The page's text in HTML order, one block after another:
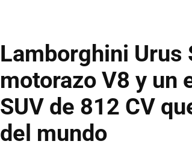
Lamborghini Urus
motorazo V8 y un
SUV de 812 CV
del mundo